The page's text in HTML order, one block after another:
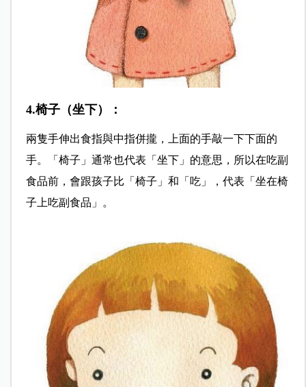
4.椅子（坐下）：
兩隻手伸出食指與中指併攏，上面的手敲一下下面的
手。「椅子」通常也代表「坐下」的意思，所以在吃副
食品前，會跟孩子比「椅子」和「吃」，代表「坐在椅
子上吃副食品」。